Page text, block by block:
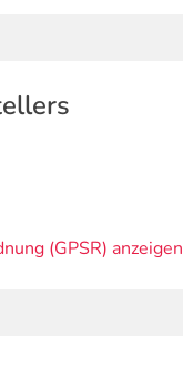
(GPSR) anzeigen